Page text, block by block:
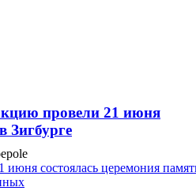
провели 21 июня
Зигбурге